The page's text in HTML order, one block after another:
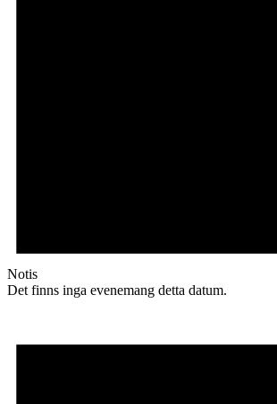
Notis
Det finns inga evenemang detta datum.